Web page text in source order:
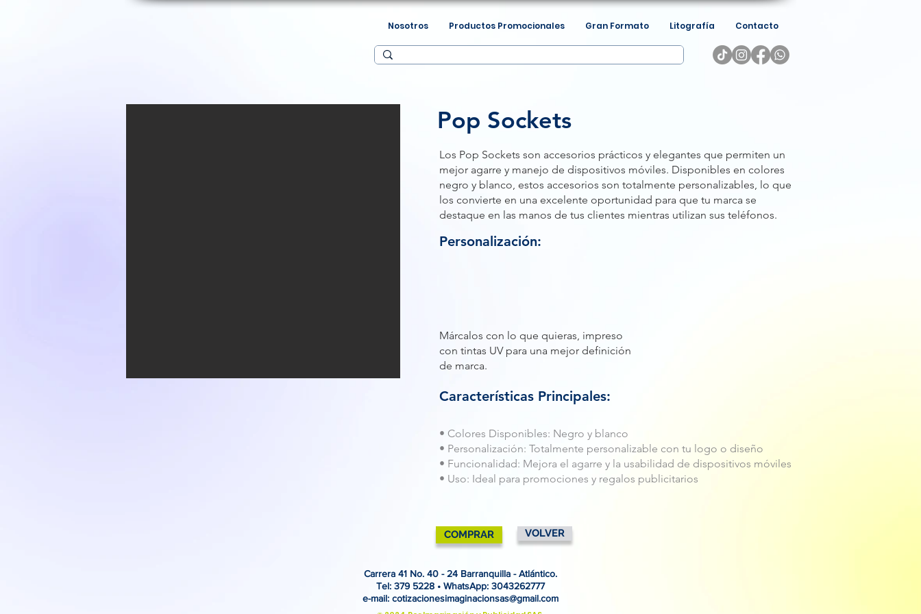
Nosotros Productos Promocionales Gran Formato Litografía Contacto
Pop Sockets
Los Pop Sockets son accesorios prácticos y elegantes que permiten un
mejor agarre y manejo de dispositivos móviles. Disponibles en colores
negro y blanco, estos accesorios son totalmente personalizables, lo que
los convierte en una excelente oportunidad para que tu marca se
destaque en las manos de tus clientes mientras utilizan sus teléfonos.
Personalización:
Márcalos con lo que quieras, impreso
con tintas UV para una mejor definición
de marca.
Características Principales:
• Colores Disponibles: Negro y blanco
• Personalización: Totalmente personalizable con tu logo o diseño
• Funcionalidad: Mejora el agarre y la usabilidad de dispositivos móviles
• Uso: Ideal para promociones y regalos publicitarios
COMPRAR VOLVER
Carrera 41 No. 40 - 24 Barranquilla - Atlántico.
Tel: 379 5228 • WhatsApp: 3043262777
e-mail: cotizacionesimaginacionsas@gmail.com